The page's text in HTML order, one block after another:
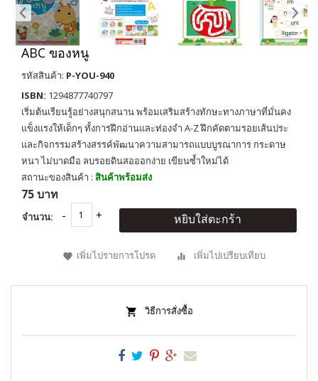
ABC ของหนู
รหัสสินค้า: P-YOU-940
ISBN: 1294877740797
เริ่มต้นเรียนรู้อย่างสนุกสนาน พร้อมเสริมสร้างทักษะทางภาษาที่มั่นคง
แข็งแรงให้เด็กๆ ทั้งการฝึกอ่านและท่องจำ A-Z ฝึกคัดตามรอยเส้นประ
และกิจกรรมสร้างสรรค์พัฒนาความสามารถแบบบูรณาการ กระดาษ
หนา ไม่บาดมือ ลบรอยดินสอออกง่าย เขียนซ้ำใหม่ได้
สถานะของสินค้า : สินค้าพร้อมส่ง
75 บาท
จำนวน: หยิบใส่ตะกร้า
เพิ่มไปรายการโปรด เพิ่มไปเปรียบเทียบ
วิธีการสั่งซื้อ